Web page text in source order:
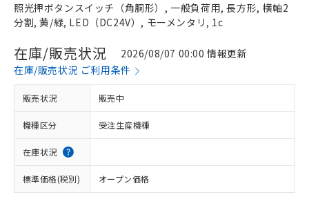
照光押ボタンスイッチ（角胴形）, 一般負荷用, 長方形, 横軸2
分割, 黄/緑, LED（DC24V）, モーメンタリ, 1c
在庫/販売状況
2026/08/07 00:00 情報更新
在庫/販売状況 ご利用条件
販売状況 販売中
機種区分 受注生産機種
在庫状況
標準価格(税別) オープン価格